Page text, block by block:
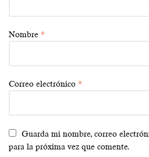
Nombre *
Correo electrónico *
Guarda mi nombre, correo
para la próxima vez que comente.